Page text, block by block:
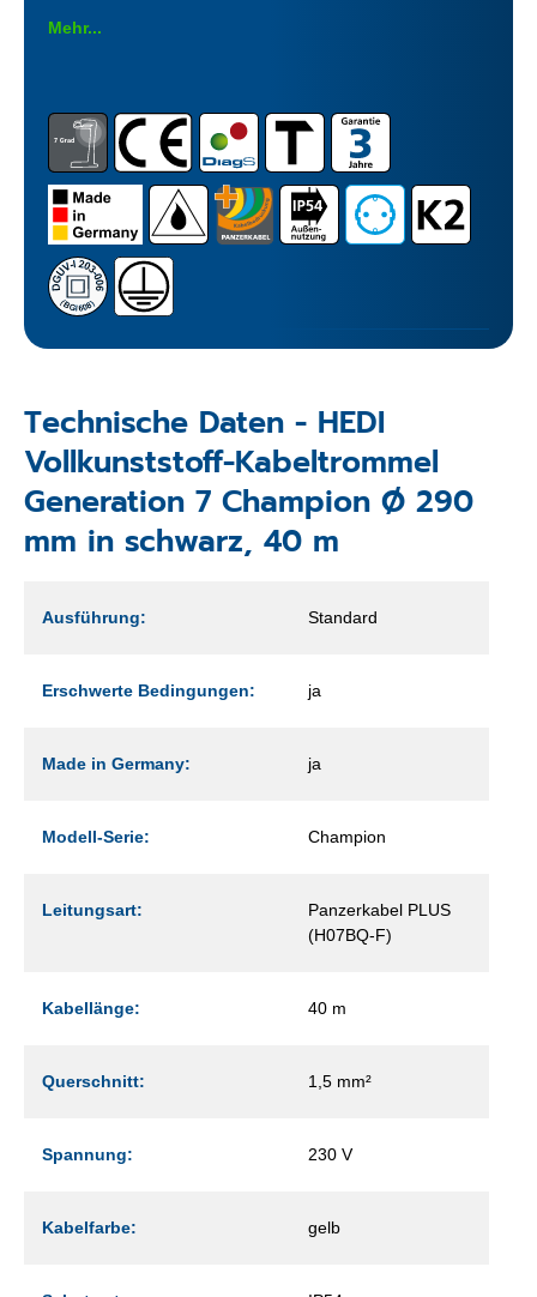
Mehr...
Technische Daten - HEDI
Vollkunststoff-Kabeltrommel
Generation 7 Champion Ø 290
mm in schwarz, 40 m
Ausführung: Standard
Erschwerte Bedingungen: ja
Made in Germany: ja
Modell-Serie: Champion
Leitungsart:
Panzerkabel PLUS
(H07BQ-F)
Kabellänge: 40 m
Querschnitt: 1,5 mm²
Spannung: 230 V
Kabelfarbe: gelb